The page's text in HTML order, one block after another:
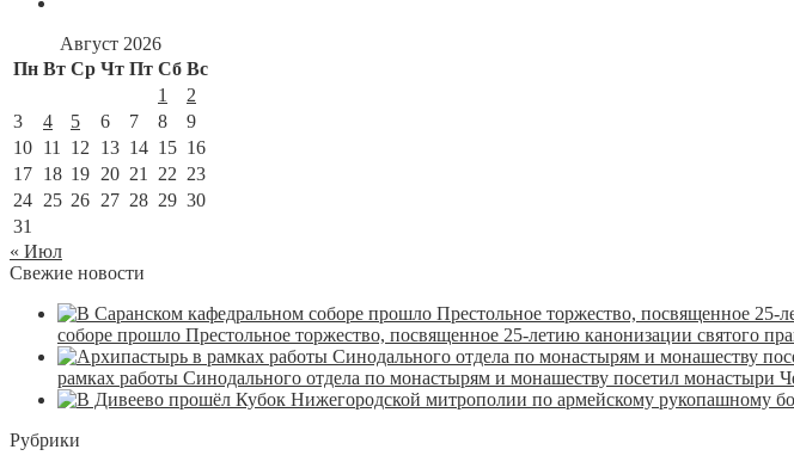
Август 2026
Пн Вт Ср Чт Пт Сб Вс
1
2
3
4 5 6 7 8
9
10 11 12 13 14 15 16
17 18 19 20 21 22 23
24 25 26 27 28 29 30
31
« Июл
Свежие новости
соборе прошло Престольное торжество, посвященное 25-летию канонизации святого
рамках работы Синодального отдела по монастырям и монашеству посетил монастыри
Рубрики